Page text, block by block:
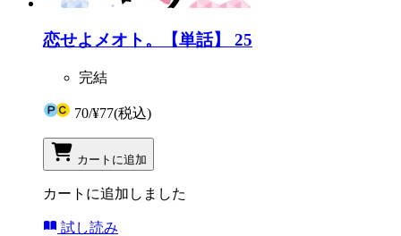
恋せよメオト。【単話】 25
完結
70/¥77(税込)
カートに追加
カートに追加しました
試し読み